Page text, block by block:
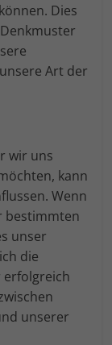
Dies
Art der
wir uns
kann
Wenn
bestimmten
unser
die
erfolgreich
unserer